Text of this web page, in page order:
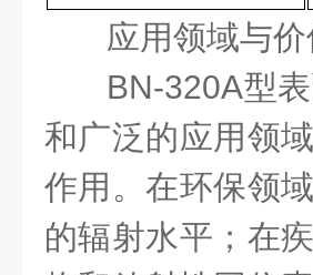
应用领域与价
BN-320A型
和广泛的应用领
作用。在环保领
的辐射水平；在